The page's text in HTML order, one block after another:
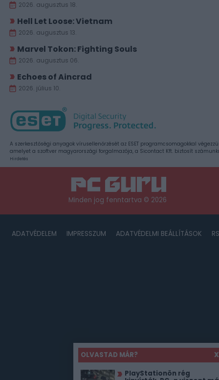
OLVASTAD MÁR?
X
PlayStationön rég
2026. augusztus 18.
Hell Let Loose: Vietnam
2026. augusztus 13.
Marvel Tokon: Fighting Souls
2026. augusztus 06.
Echoes of Aincrad
2026. július 10.
A szerkesztőségi anyagok vírusellenőrzését az ESET programcsomagokkal
amelyet a szoftver magyarországi forgalmazója, a Sicontact Kft. biztosít
Hirdetés
Minden jog fenntartva © 2026
ADATVÉDELEM IMPRESSZUM ADATVÉDELMI BEÁLLÍTÁSOK